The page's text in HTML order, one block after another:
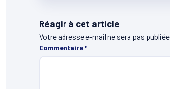
Réagir à cet article
Votre adresse e-mail ne sera pas publiée.
Commentaire*